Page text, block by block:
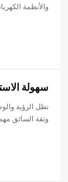
والأنظمة
سهولة
تظل الرؤية
وثقة السائق